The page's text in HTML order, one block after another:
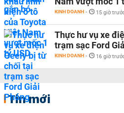
KINH DOANH - 15 giờ
Thực hư vụ xe
trạm sạc Ford
KINH DOANH - 16 giờ
Tin mới